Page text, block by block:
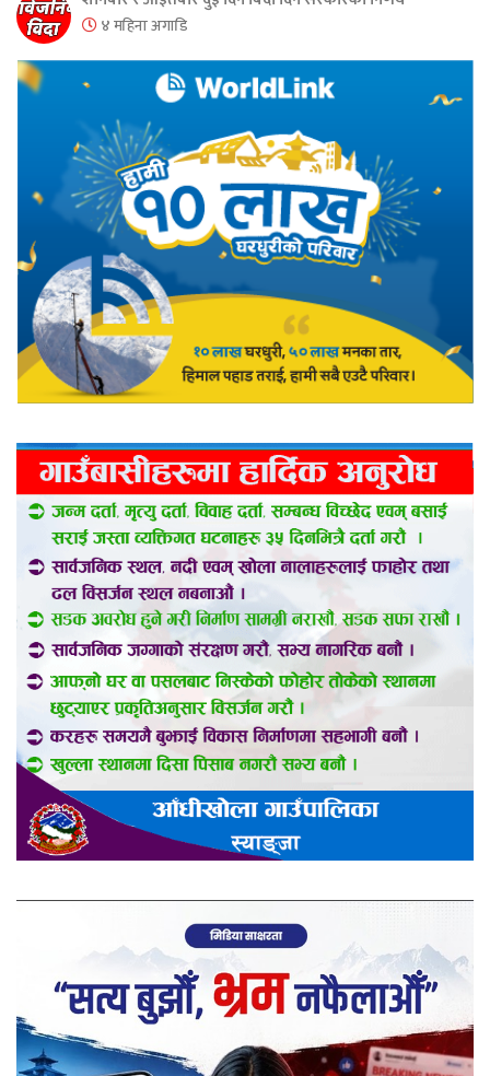
४ महिना अगाडि